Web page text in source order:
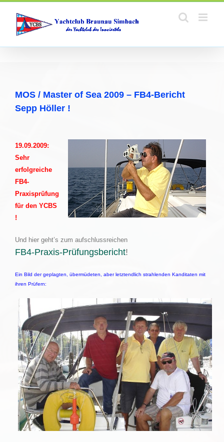
Zum
springen
MOS / Master of Sea 2009 – FB4-Bericht
Sepp Höller !
19.09.2009:
Sehr
erfolgreiche
FB4-
Praxisprüfung
für den YCBS
!
Und hier geht’s zum aufschlussreichen
FB4-Praxis-Prüfungsbericht!
Ein Bild der geplagten, übermüdeten, aber letztendlich strahlenden Kanditaten mit
ihren Prüfern: